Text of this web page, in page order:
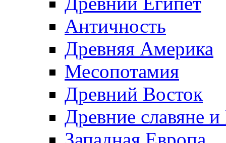
Античность
Древняя Америка
Месопотамия
Древний Восток
Древние славяне и